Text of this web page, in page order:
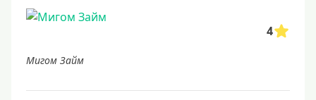
4
Мигом Займ